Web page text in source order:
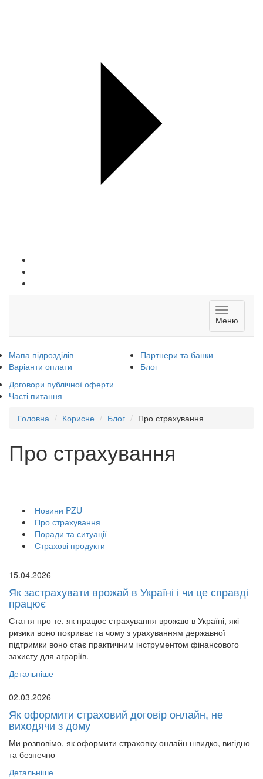
Toggle
Меню
Мапа підрозділів
Варіанти оплати
Партнери та банки
Блог
Договори публічної оферти
Часті питання
Головна
Корисне Блог Про страхування
Про страхування
Новини PZU
Про страхування
Поради та ситуації
Страхові продукти
15.04.2026
Як застрахувати врожай в Україні і чи це справді
працює
Стаття про те, як працює страхування врожаю в Україні, які
ризики воно покриває та чому з урахуванням державної
підтримки воно стає практичним інструментом фінансового
захисту для аграріїв.
Детальніше
02.03.2026
Як оформити страховий договір онлайн, не
виходячи з дому
Ми розповімо, як оформити страховку онлайн швидко, вигідно
та безпечно
Детальніше